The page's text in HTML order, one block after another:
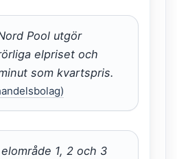
Pool utgör
elpriset och
som kvartspris.
1, 2 och 3